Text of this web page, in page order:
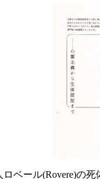
ール(Rovere)の